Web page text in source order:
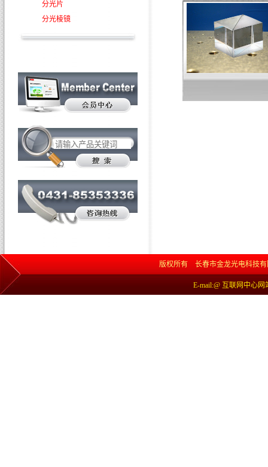
分光片
分光棱镜
版权所有 长春市金龙光电科技有
E-mail:@ 互联网中心